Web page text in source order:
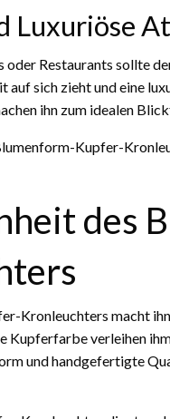
Luxuriöse
oder Restaurants sollte
sich zieht und eine
ihn zum idealen
Kupfer-
des
Kronleuchters macht
Kupferfarbe verleihen
und handgefertigte